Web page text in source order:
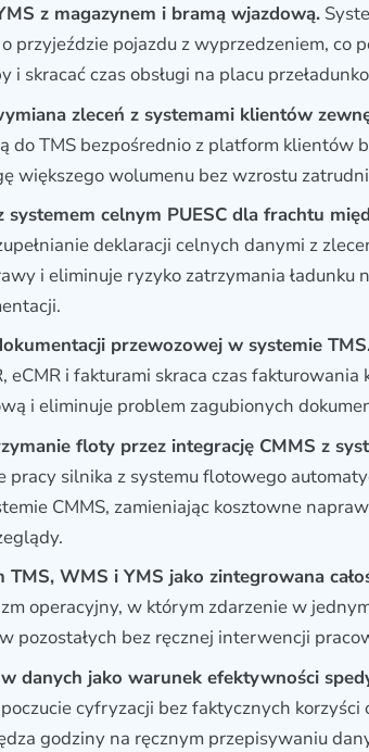
z magazynem i bramą wjazdową.
przyjeździe pojazdu z wyprzedzeniem, co
i skracać czas obsługi na placu
zleceń z systemami klientów
do TMS bezpośrednio z platform klientów
większego wolumenu bez wzrostu
systemem celnym PUESC dla frachtu
deklaracji celnych danymi z
i eliminuje ryzyko zatrzymania ładunku
przewozowej w systemie
eCMR i fakturami skraca czas
i eliminuje problem zagubionych
floty przez integrację CMMS z
pracy silnika z systemu flotowego
CMMS, zamieniając kosztowne
TMS, WMS i YMS jako zintegrowana
operacyjny, w którym zdarzenie w
pozostałych bez ręcznej interwencji
danych jako warunek efektywności
cyfryzacji bez faktycznych
godziny na ręcznym przepisywaniu